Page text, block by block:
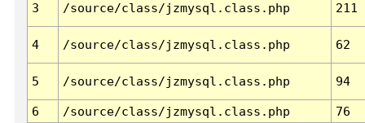
3 /source/class/jzmysql.class.php 211
4 /source/class/jzmysql.class.php 62
5 /source/class/jzmysql.class.php 94
6 /source/class/jzmysql.class.php 76